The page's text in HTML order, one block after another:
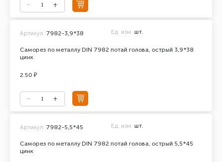
Саморез по металлу DIN 7982 потай голова, острый 3,9*38
цинк
Артикул: 7982-3,9*38 Ед. изм. шт.
2.50 ₽
Саморез по металлу DIN 7982 потай голова, острый 5,5*45
цинк
Артикул: 7982-5,5*45 Ед. изм. шт.